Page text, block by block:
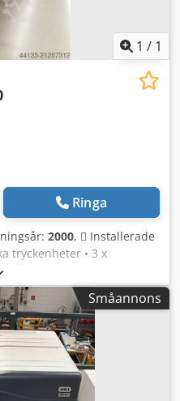
1 / 1
Ringa
2000,  Installerade
tryckenheter • 3 x
(cylinderformat
hastighet: 150 m/min
bansbredd: 166 mm
ca 0,008 –
Flexo: 228,6 mm (Z72)
269,875 mm (Z85) upp till
mm (Z96) upp till 609,6
 Stansbredd:
Småannons